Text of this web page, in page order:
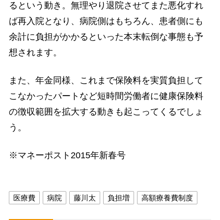
るという動き。無理やり退院させてまた悪化すれ
ば再入院となり、病院側はもちろん、患者側にも
余計に負担がかかるといった本末転倒な事態も予
想されます。
また、年金同様、これまで保険料を実質負担して
こなかったパートなど短時間労働者に健康保険料
の徴収範囲を拡大する動きも起こってくるでしょ
う。
※マネーポスト2015年新春号
医療費 病院 藤川太 負担増 高額療養費制度